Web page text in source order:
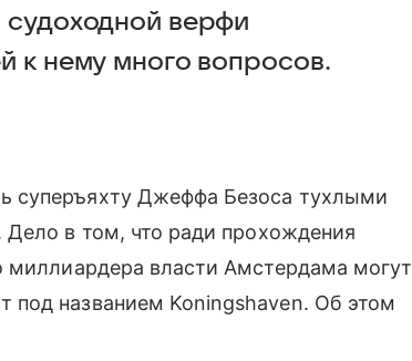
судоходной верфи
к нему много вопросов.
суперъяхту Джеффа Безоса тухлыми
Дело в том, что ради прохождения
миллиардера власти Амстердама могут
под названием Koningshaven. Об этом